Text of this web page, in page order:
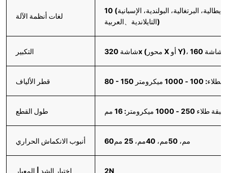
لغات أنظمة الآلة
البرتغالية، البولندية، الإسبانية)
التايلاندية、العربية)
التكبير
قطر الألياف 1000 ميكرومتر
طول القطع
أنبوب الانكماش الحراري 60مم، 50مم، 40مم، 25 مم
اختبار الشد | المعيار 2N